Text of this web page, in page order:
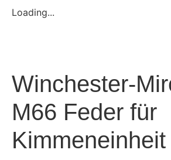
Loading...
Winchester-
M66 Feder für
Kimmeneinheit